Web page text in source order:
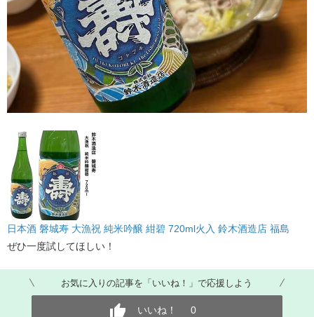
日本酒 磐城寿 大漁祝 純米吟醸 紺碧 720ml火入 鈴木酒造店 福島
ぜひ一度試してほしい！
お気に入りの記事を「いいね！」で応援しよう
いいね！ 0